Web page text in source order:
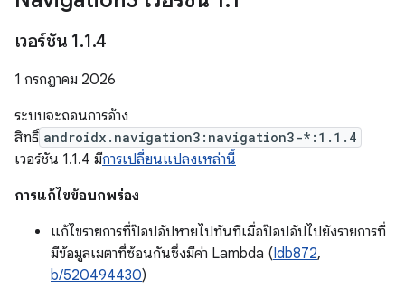
เวอร์ชัน 1.1.4
1 กรกฎาคม 2026
ระบบจะถอนการอ้าง
สิทธิ์ androidx.navigation3:navigation3-*:1.1.4
เวอร์ชัน 1.1.4 มีการเปลี่ยนแปลงเหล่านี้
การแก้ไขข้อบกพร่อง
แก้ไขรายการที่ป๊อปอัปหายไปทันทีเมื่อป๊อปอัปไปยังรายการที่
มีข้อมูลเมตาที่ซ้อนกันซึ่งมีค่า Lambda (Idb872,
b/520494430)